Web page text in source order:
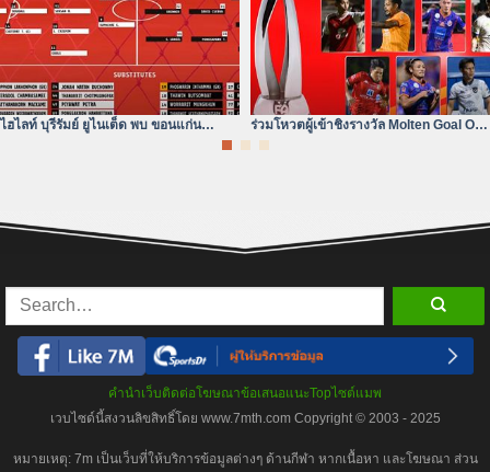
ไฮไลท์ บุรีรัมย์ ยูไนเต็ด พบ ขอนแก่น
ร่วมโหวตผู้เข้าชิงรางวัล Molten Goal Of
The Year 2023/24
คำนำเว็บติดต่อโฆษณาข้อเสนอแนะTopไซต์แมพ
เวบไซด์นี้สงวนลิขสิทธิ์โดย www.7mth.com Copyright © 2003 - 2025
หมายเหตุ: 7m เป็นเว็บที่ให้บริการข้อมูลต่างๆ ด้านกีฬา หากเนื้อหา และโฆษณา ส่วน